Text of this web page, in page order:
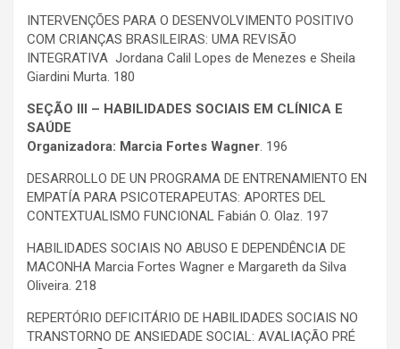
INTERVENÇÕES PARA O DESENVOLVIMENTO POSITIVO
COM CRIANÇAS BRASILEIRAS: UMA REVISÃO
INTEGRATIVA Jordana Calil Lopes de Menezes e Sheila
Giardini Murta. 180
SEÇÃO III – HABILIDADES SOCIAIS EM CLÍNICA E
SAÚDE
Organizadora: Marcia Fortes Wagner. 196
DESARROLLO DE UN PROGRAMA DE ENTRENAMIENTO EN
EMPATÍA PARA PSICOTERAPEUTAS: APORTES DEL
CONTEXTUALISMO FUNCIONAL Fabián O. Olaz. 197
HABILIDADES SOCIAIS NO ABUSO E DEPENDÊNCIA DE
MACONHA Marcia Fortes Wagner e Margareth da Silva
Oliveira. 218
REPERTÓRIO DEFICITÁRIO DE HABILIDADES SOCIAIS NO
TRANSTORNO DE ANSIEDADE SOCIAL: AVALIAÇÃO PRÉ